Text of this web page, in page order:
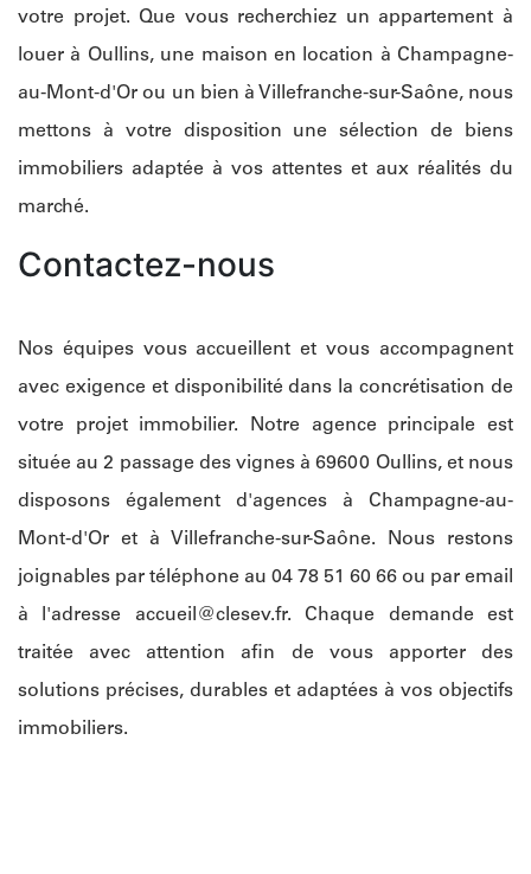
votre projet. Que vous recherchiez un appartement à
louer à Oullins, une maison en location à Champagne-
au-Mont-d'Or ou un bien à Villefranche-sur-Saône, nous
mettons à votre disposition une sélection de biens
immobiliers adaptée à vos attentes et aux réalités du
marché.
Contactez-nous
Nos équipes vous accueillent et vous accompagnent
avec exigence et disponibilité dans la concrétisation de
votre projet immobilier. Notre agence principale est
située au 2 passage des vignes à 69600 Oullins, et nous
disposons également d'agences à Champagne-au-
Mont-d'Or et à Villefranche-sur-Saône. Nous restons
joignables par téléphone au 04 78 51 60 66 ou par email
à l'adresse accueil@clesev.fr. Chaque demande est
traitée avec attention afin de vous apporter des
solutions précises, durables et adaptées à vos objectifs
immobiliers.